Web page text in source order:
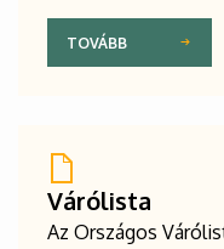
TOVÁBB
Várólista
Az Országos